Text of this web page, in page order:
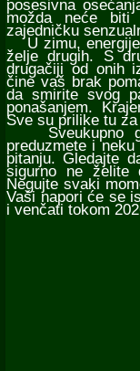
posesivna
možda neće biti
zajedničku
U zimu, energije
želje drugih. S
drugačiji od onih
čine vaš brak
da smirite svog
ponašanjem.
Sve su prilike tu
Sveukupno
preduzmete i
pitanju. Gledajte
sigurno ne želite
Negujte svaki
Vaši napori će se
i venčati tokom